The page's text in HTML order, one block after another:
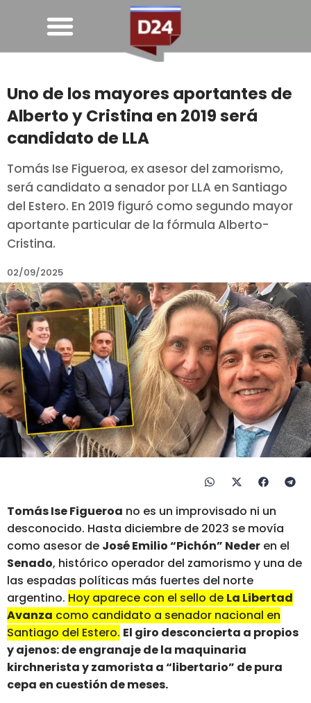
Uno de los mayores aportantes de
Alberto y Cristina en 2019 será
candidato de LLA
Tomás Ise Figueroa, ex asesor del zamorismo,
será candidato a senador por LLA en Santiago
del Estero. En 2019 figuró como segundo mayor
aportante particular de la fórmula Alberto-
Cristina.
02/09/2025
Tomás Ise Figueroa no es un improvisado ni un
desconocido. Hasta diciembre de 2023 se movía
como asesor de José Emilio “Pichón” Neder en el
Senado, histórico operador del zamorismo y una de
las espadas políticas más fuertes del norte
argentino. Hoy aparece con el sello de La Libertad
Avanza como candidato a senador nacional en
Santiago del Estero. El giro desconcierta a propios
y ajenos: de engranaje de la maquinaria
kirchnerista y zamorista a “libertario” de pura
cepa en cuestión de meses.